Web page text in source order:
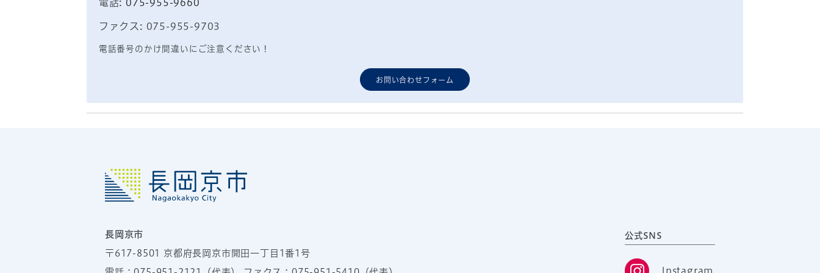
電話: 075-955-9660
ファクス: 075-955-9703
電話番号のかけ間違いにご注意ください！
お問い合わせフォーム
長岡京市
〒617-8501 京都府長岡京市開田一丁目1番1号
公式SNS
Instagram